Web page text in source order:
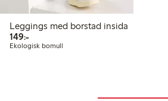
Leggings med borstad insida
149:-149,00 kr
Ekologisk bomull